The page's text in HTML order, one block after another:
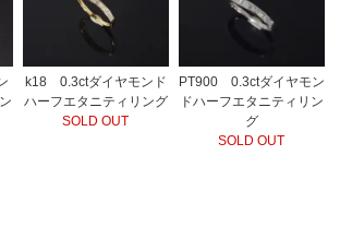
k18 0.3ctダイヤモンド
ハーフエタニティリング
SOLD OUT
PT900 0.3ctダイヤモン
ドハーフエタニティリン
グ
SOLD OUT